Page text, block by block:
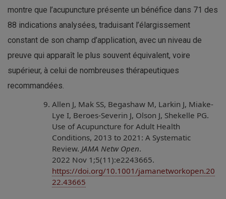
montre que l’acupuncture présente un bénéfice dans 71 des
88 indications analysées, traduisant l’élargissement
constant de son champ d’application, avec un niveau de
preuve qui apparaît le plus souvent équivalent, voire
supérieur, à celui de nombreuses thérapeutiques
recommandées.
Allen J, Mak SS, Begashaw M, Larkin J, Miake-
Lye I, Beroes-Severin J, Olson J, Shekelle PG.
Use of Acupuncture for Adult Health
Conditions, 2013 to 2021: A Systematic
Review. JAMA Netw Open.
2022 Nov 1;5(11):e2243665.
https://doi.org/10.1001/jamanetworkopen.20
22.43665